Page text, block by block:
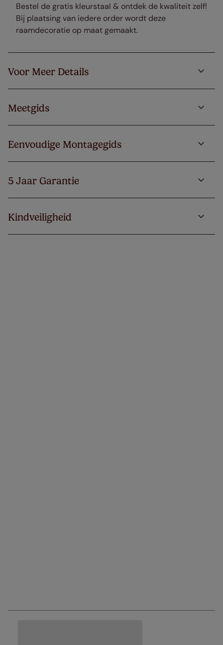
Bestel de gratis kleurstaal & ontdek de kwaliteit zelf!
Bij plaatsing van iedere order wordt deze
raamdecoratie op maat gemaakt.
Voor Meer Details
Meetgids
Eenvoudige Montagegids
5 Jaar Garantie
Kindveiligheid